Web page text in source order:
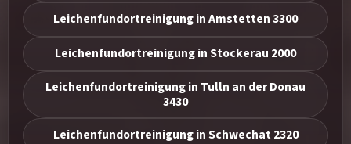
Leichenfundortreinigung in Amstetten 3300
Leichenfundortreinigung in Stockerau 2000
Leichenfundortreinigung in Tulln an der Donau
3430
Leichenfundortreinigung in Schwechat 2320